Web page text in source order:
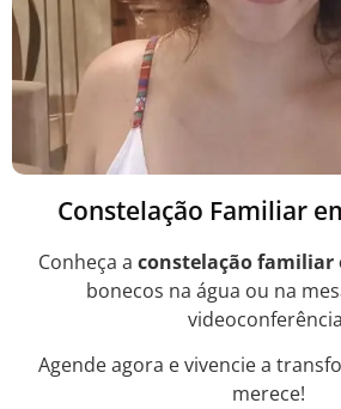
Constelação Familiar
Conheça a constelação familiar
bonecos na água ou na
Agende agora e vivencie a
merece!